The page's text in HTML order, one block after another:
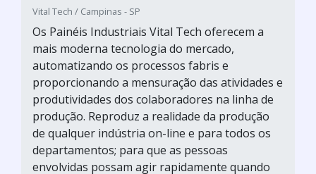
Vital Tech / Campinas - SP
Os Painéis Industriais Vital Tech oferecem a
mais moderna tecnologia do mercado,
automatizando os processos fabris e
proporcionando a mensuração das atividades e
produtividades dos colaboradores na linha de
produção. Reproduz a realidade da produção
de qualquer indústria on-line e para todos os
departamentos; para que as pessoas
envolvidas possam agir rapidamente quando